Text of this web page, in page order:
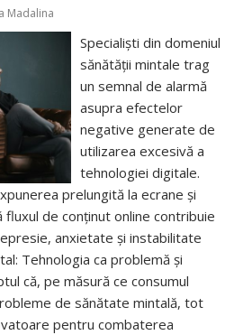
Madalina
Specialiști din domeniul
sănătății mintale trag
un semnal de alarmă
asupra efectelor
negative generate de
utilizarea excesivă a
tehnologiei digitale.
prelungită la ecrane și
de conținut online contribuie
anxietate și instabilitate
Tehnologia ca problemă și
că, pe măsură ce consumul
de sănătate mintală, tot
pentru combaterea